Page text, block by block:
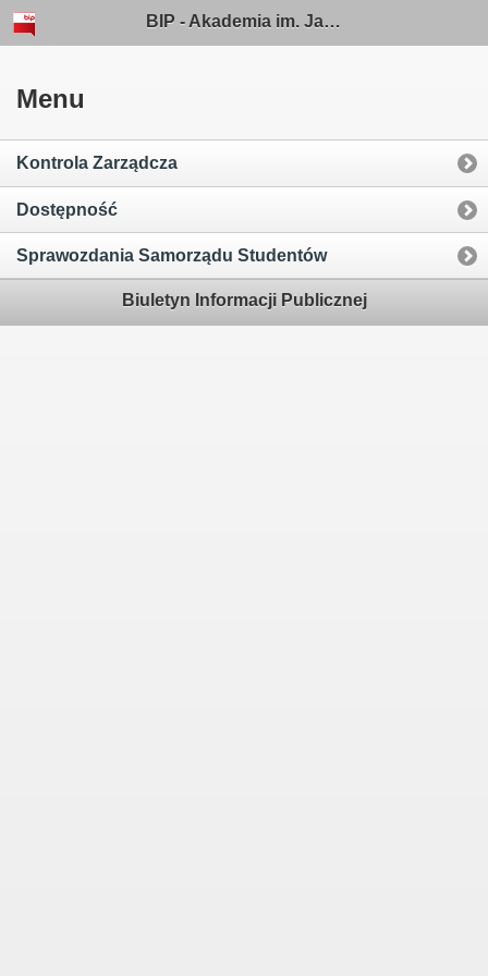
BIP - Akademia im. Jakuba z Paradyża w Gorzowie Wielkopolskim
Menu
Kontrola Zarządcza
Dostępność
Sprawozdania Samorządu Studentów
Biuletyn Informacji Publicznej